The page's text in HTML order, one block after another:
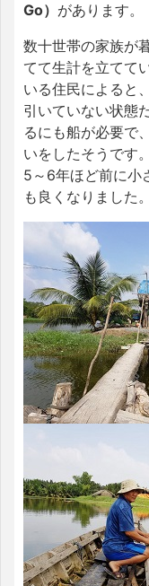
Go） があります。
数十世帯の家族が
てて生計を立てて
いる住民によると
引いていない状態
るにも船が必要で
いをしたそうです。
5～6年ほど前に小
も良くなりました。